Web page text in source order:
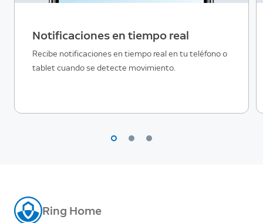
Notificaciones en tiempo real
Recibe notificaciones en tiempo real en tu teléfono o
tablet cuando se detecte movimiento.
Ring Home